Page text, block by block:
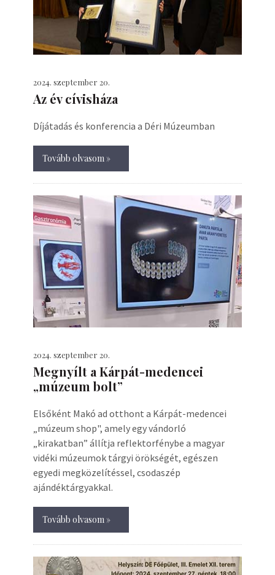
2024. szeptember 20.
Az év cívisháza
Díjátadás és konferencia a Déri Múzeumban
Tovább olvasom »
2024. szeptember 20.
Megnyílt a Kárpát-medencei
„múzeum bolt”
Elsőként Makó ad otthont a Kárpát-medencei
„múzeum shop", amely egy vándorló
„kirakatban” állítja reflektorfénybe a magyar
vidéki múzeumok tárgyi örökségét, egészen
egyedi megközelítéssel, csodaszép
ajándéktárgyakkal.
Tovább olvasom »